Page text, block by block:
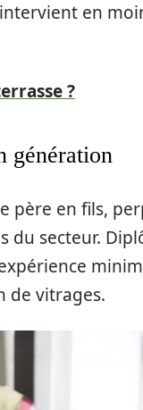
en
?
génération
père en fils,
secteur.
de vitrages.